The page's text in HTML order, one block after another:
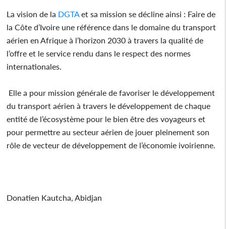
La vision de la DGTA et sa mission se décline ainsi : Faire de
la Côte d’Ivoire une référence dans le domaine du transport
aérien en Afrique à l’horizon 2030 à travers la qualité de
l’offre et le service rendu dans le respect des normes
internationales.
Elle a pour mission générale de favoriser le développement
du transport aérien à travers le développement de chaque
entité de l’écosystème pour le bien être des voyageurs et
pour permettre au secteur aérien de jouer pleinement son
rôle de vecteur de développement de l’économie ivoirienne.
Donatien Kautcha, Abidjan